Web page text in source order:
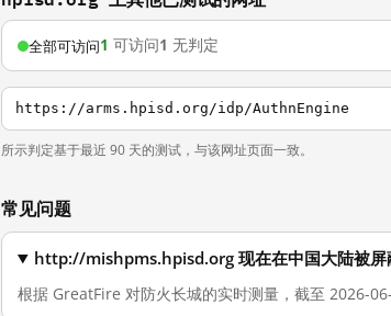
全部可访问1 可访问1 无判定
https://arms.hpisd.org/idp/AuthnEngine
所示判定基于最近 90 天的测试，与该网址页面一致。
常见问题
http://mishpms.hpisd.org 现在在中国大陆被屏
根据 GreatFire 对防火长城的实时测量，截至 2026-